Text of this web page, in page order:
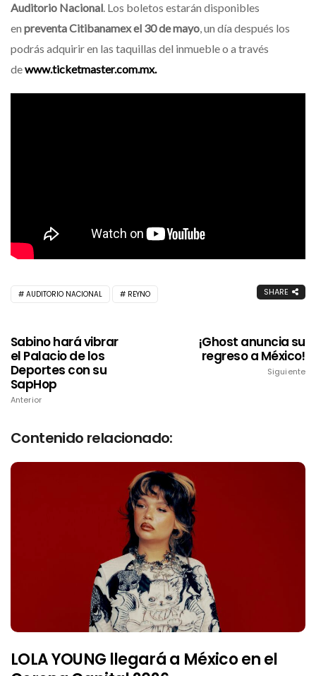
Auditorio Nacional. Los boletos estarán disponibles
en preventa Citibanamex el 30 de mayo, un día después los
podrás adquirir en las taquillas del inmueble o a través
dewww.ticketmaster.com.mx.
AUDITORIO NACIONAL REYNO SHARE
Sabino hará vibrar
el Palacio de los
Deportes con su
SapHop
Anterior
¡Ghost anuncia su
regreso a México!
Siguiente
Contenido relacionado:
LOLA YOUNG llegará a México en el